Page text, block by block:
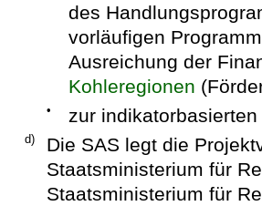
des
vorläufigen
Ausreichung der
Kohleregionen
• zur
d)
Die SAS legt die
Staatsministerium für
Staatsministerium für